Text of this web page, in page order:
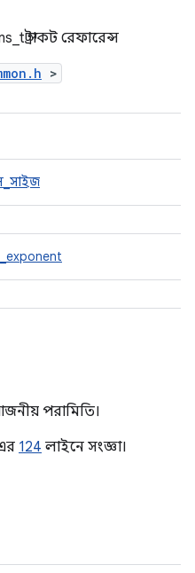
স্ট্রাকট রেফারেন্স
>
পরামিতি।
124 লাইনে সংজ্ঞা।